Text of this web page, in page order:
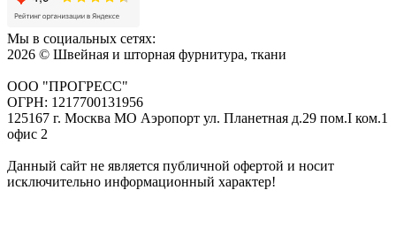
Мы в социальных сетях:
2026 © Швейная и шторная фурнитура, ткани
ООО "ПРОГРЕСС"
ОГРН: 1217700131956
125167 г. Москва МО Аэропорт ул. Планетная д.29 пом.I ком.1
офис 2
Данный сайт не является публичной офертой и носит
исключительно информационный характер!